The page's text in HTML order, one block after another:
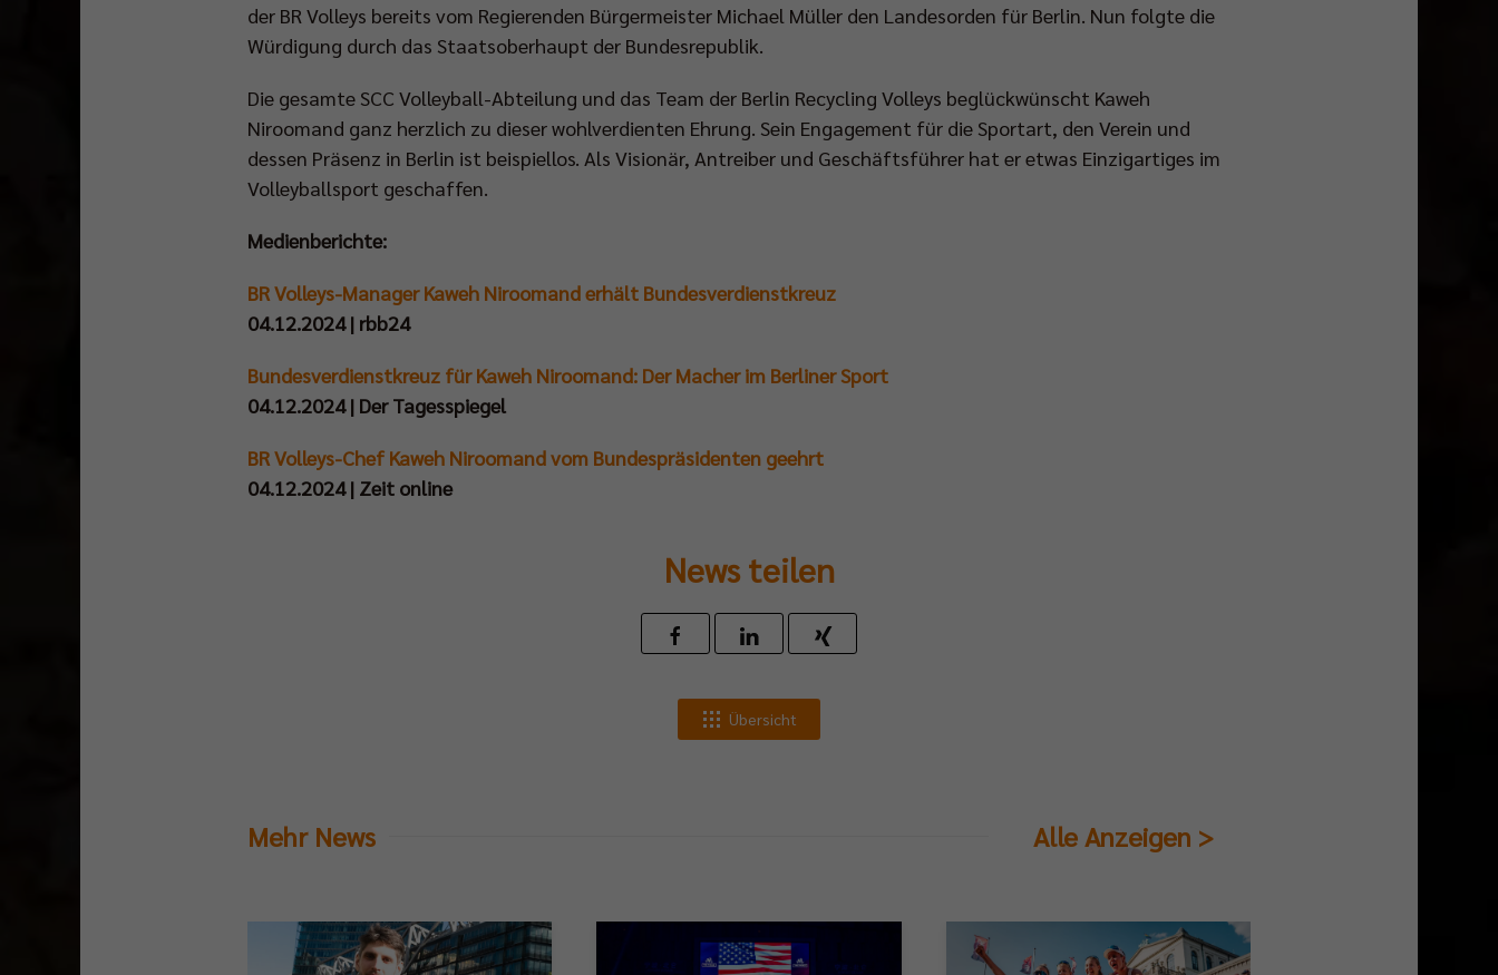
der BR Volleys bereits vom Regierenden Bürgermeister Michael Müller den Landesorden für Berlin. Nun folgte die
Würdigung durch das Staatsoberhaupt der Bundesrepublik.
Die gesamte SCC Volleyball-Abteilung und das Team der Berlin Recycling Volleys beglückwünscht Kaweh
Niroomand ganz herzlich zu dieser wohlverdienten Ehrung. Sein Engagement für die Sportart, den Verein und
dessen Präsenz in Berlin ist beispiellos. Als Visionär, Antreiber und Geschäftsführer hat er etwas Einzigartiges im
Volleyballsport geschaffen.
Medienberichte:
BR Volleys-Manager Kaweh Niroomand erhält Bundesverdienstkreuz
04.12.2024 | rbb24
Bundesverdienstkreuz für Kaweh Niroomand: Der Macher im Berliner Sport
04.12.2024 | Der Tagesspiegel
BR Volleys-Chef Kaweh Niroomand vom Bundespräsidenten geehrt
04.12.2024 | Zeit online
News teilen
Übersicht
Mehr News Alle Anzeigen >